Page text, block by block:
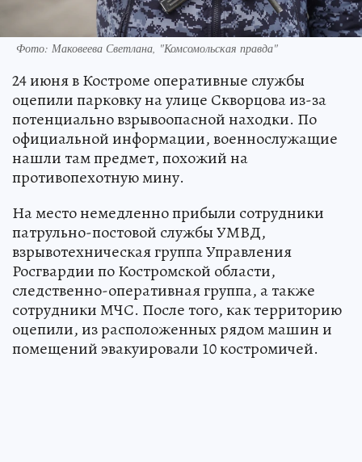
Фото: Маковеева Светлана, "Комсомольская правда"
24 июня в Костроме оперативные службы
оцепили парковку на улице Скворцова из-за
потенциально взрывоопасной находки. По
официальной информации, военнослужащие
нашли там предмет, похожий на
противопехотную мину.
На место немедленно прибыли сотрудники
патрульно-постовой службы УМВД,
взрывотехническая группа Управления
Росгвардии по Костромской области,
следственно-оперативная группа, а также
сотрудники МЧС. После того, как территорию
оцепили, из расположенных рядом машин и
помещений эвакуировали 10 костромичей.